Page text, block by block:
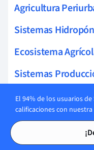
Agricultura
Sistemas
Ecosistema
Sistemas
Planificación
Sistemas Riego
Tecnología
El 94% de los usuarios
calificaciones con